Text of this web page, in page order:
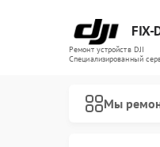
FIX-
Ремонт устройств DJI
Специализированный
Мы